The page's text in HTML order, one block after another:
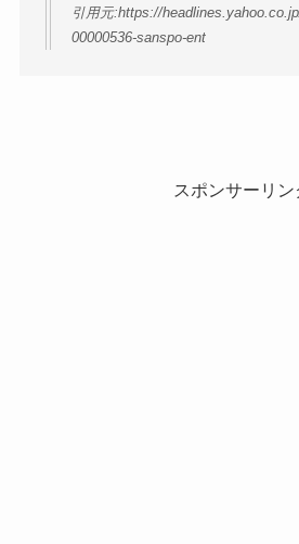
引用元:https://
00000536-sanspo-ent
スポンサーリン